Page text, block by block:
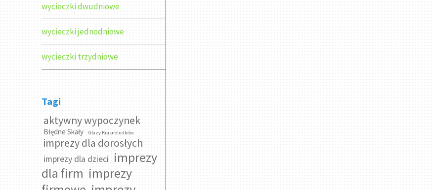
wycieczki dwudniowe
wycieczki jednodniowe
wycieczki trzydniowe
Tagi
aktywny wypoczynek
Błędne Skały Głazy Krasnoludków
imprezy dla dorosłych
imprezy dla dzieci imprezy
dla firm imprezy